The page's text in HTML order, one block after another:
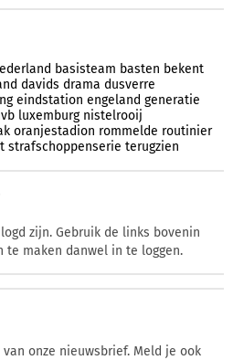
basisteam basten bekent
davids drama dusverre
eindstation engeland generatie
luxemburg nistelrooij
oranjestadion rommelde routinier
strafschoppenserie terugzien
zijn. Gebruik de links bovenin
te maken danwel in te loggen.
onze nieuwsbrief. Meld je ook